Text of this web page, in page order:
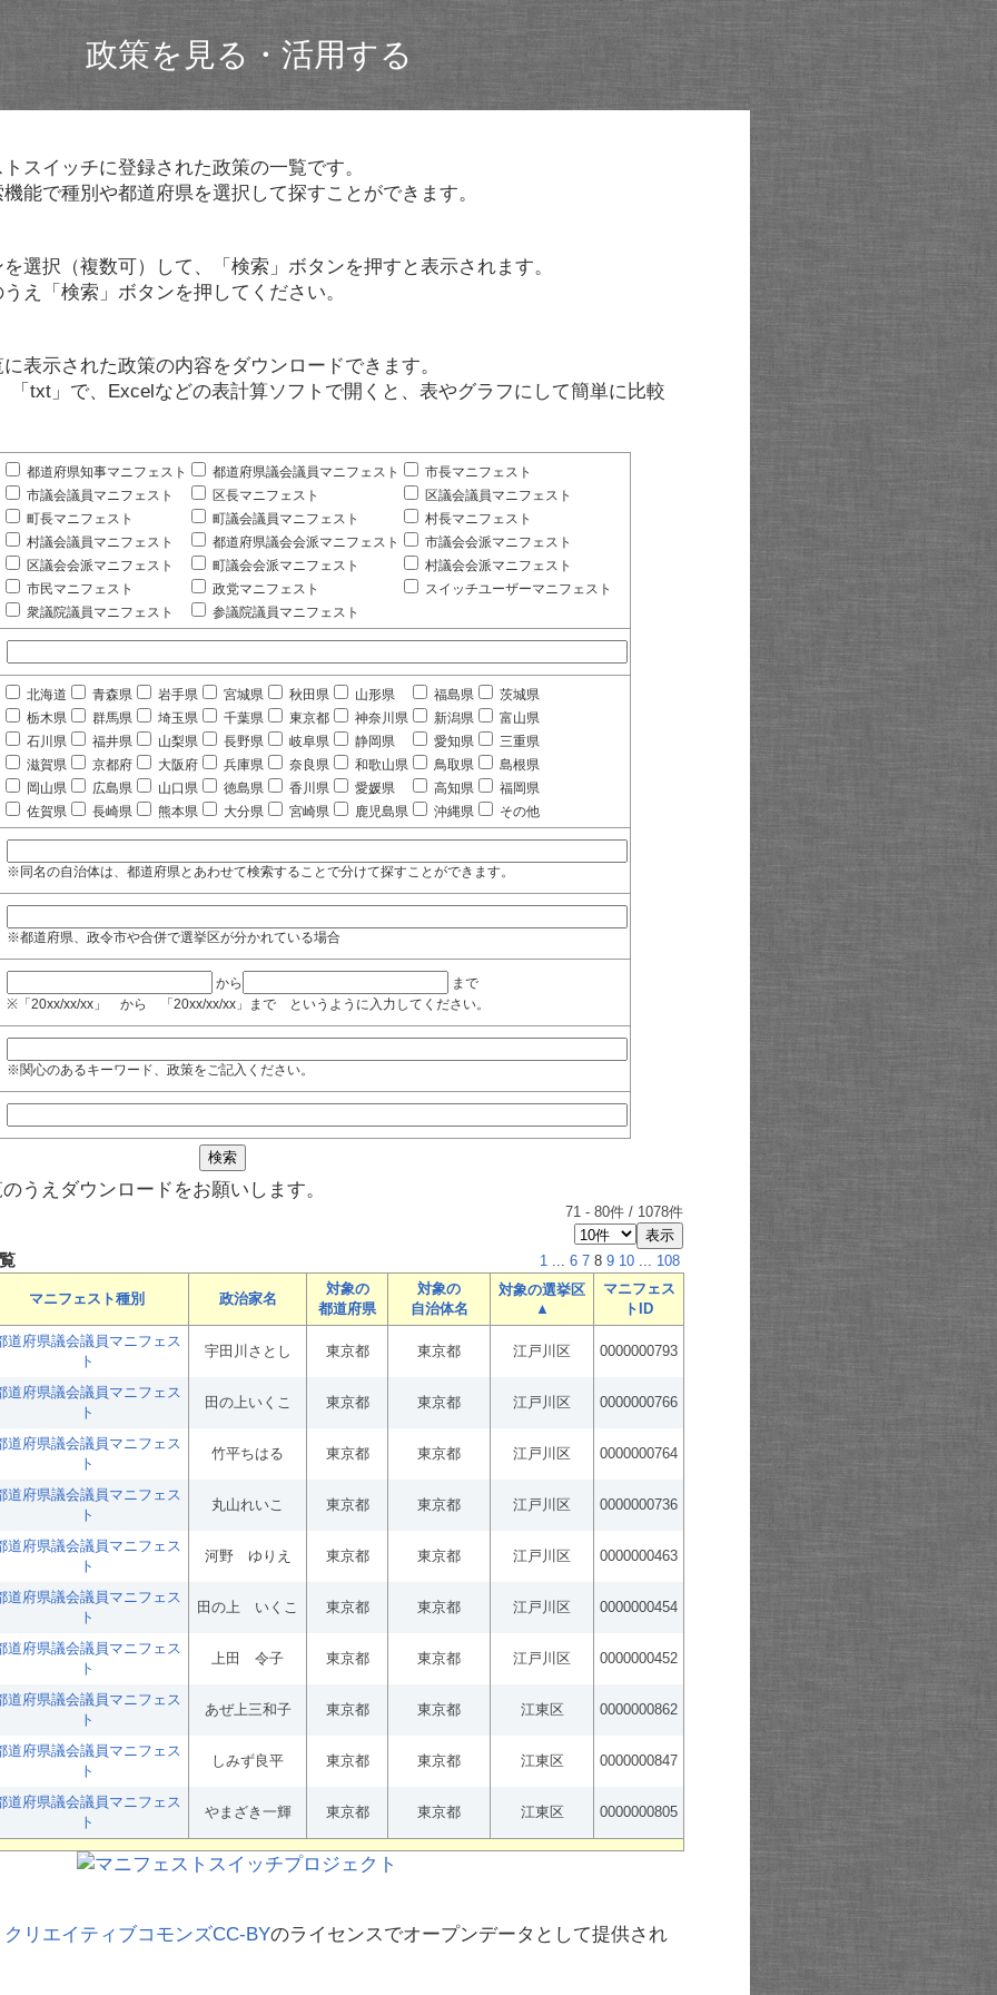
政策を見る・活用する
スイッチに登録された政策の一覧です。
能で種別や都道府県を選択して探すことができます。
選択（複数可）して、「検索」ボタンを押すと表示されます。
え「検索」ボタンを押してください。
表示された政策の内容をダウンロードできます。
「txt」で、Excelなどの表計算ソフトで開くと、表やグラフにして簡単に比較
都道府県知事マニフェスト 都道府県議会議員マニフェスト
市長マニフェスト
市議会議員マニフェスト
区長マニフェスト
区議会議員マニフェスト
町長マニフェスト
町議会議員マニフェスト
村長マニフェスト
村議会議員マニフェスト
都道府県議会会派マニフェスト
市議会会派マニフェスト
区議会会派マニフェスト
町議会会派マニフェスト
村議会会派マニフェスト
市民マニフェスト
政党マニフェスト
スイッチユーザーマニフェスト
衆議院議員マニフェスト
参議院議員マニフェスト
北海道 青森県 岩手県 宮城県 秋田県 山形県 福島県
茨城県
栃木県
群馬県 埼玉県 千葉県 東京都 神奈川県 新潟県
富山県
石川県
福井県 山梨県 長野県 岐阜県 静岡県 愛知県
三重県
滋賀県
京都府 大阪府 兵庫県 奈良県 和歌山県 鳥取県
島根県
岡山県
広島県 山口県 徳島県 香川県 愛媛県 高知県
福岡県
佐賀県
長崎県 熊本県 大分県 宮崎県 鹿児島県 沖縄県 その他
※同名の自治体は、都道府県とあわせて検索することで分けて探すことができます。
※都道府県、政令市や合併で選挙区が分かれている場合
から
まで
※「20xx/xx/xx」 から 「20xx/xx/xx」まで というように入力してください。
※関心のあるキーワード、政策をご記入ください。
うえダウンロードをお願いします。
71 - 80件 / 1078件
1 ... 6 7 8 9 10 ... 108
マニフェスト種別 政治家名
対象の
都道府県
対象の
自治体名
対象の選挙区
▲
マニフェス
トID
道府県議会議員マニフェス
ト
宇田川さとし 東京都 東京都 江戸川区 0000000793
道府県議会議員マニフェス
ト
田の上いくこ 東京都 東京都 江戸川区 0000000766
道府県議会議員マニフェス
ト
竹平ちはる 東京都 東京都 江戸川区 0000000764
道府県議会議員マニフェス
ト
丸山れいこ 東京都 東京都 江戸川区 0000000736
道府県議会議員マニフェス
ト
河野 ゆりえ 東京都 東京都 江戸川区 0000000463
道府県議会議員マニフェス
ト
田の上 いくこ 東京都 東京都 江戸川区 0000000454
道府県議会議員マニフェス
ト
上田 令子 東京都 東京都 江戸川区 0000000452
道府県議会議員マニフェス
ト
あぜ上三和子 東京都 東京都 江東区 0000000862
道府県議会議員マニフェス
ト
しみず良平 東京都 東京都 江東区 0000000847
道府県議会議員マニフェス
ト
やまざき一輝 東京都 東京都 江東区 0000000805
クリエイティブコモンズCC-BYのライセンスでオープンデータとして提供され